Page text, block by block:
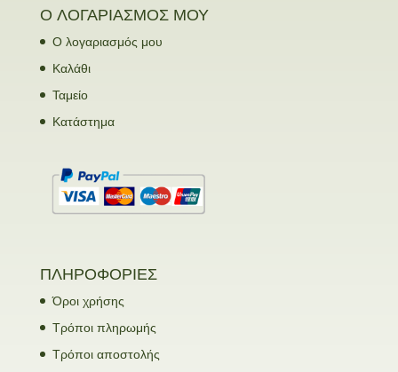
Ο ΛΟΓΑΡΙΑΣΜΟΣ ΜΟΥ
Ο λογαριασμός μου
Καλάθι
Ταμείο
Κατάστημα
ΠΛΗΡΟΦΟΡΙΕΣ
Όροι χρήσης
Τρόποι πληρωμής
Τρόποι αποστολής